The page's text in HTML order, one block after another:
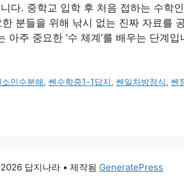
다. 중학교 입학 후 처음 접하는 수학
분들을 위해 낚시 없는 진짜 자료를
주 중요한 ‘수 체계’를 배우는 단계
소인수분해,쎈수학중1-1답지,쎈일차방정식,쎈
답지나라 • 제작됨 GeneratePress